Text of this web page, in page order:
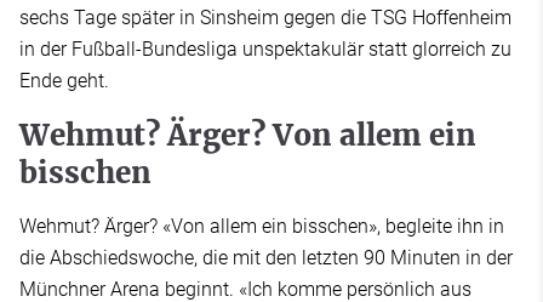
sechs Tage später in Sinsheim gegen die TSG Hoffenheim
in der Fußball-Bundesliga unspektakulär statt glorreich zu
Ende geht.
Wehmut? Ärger? Von allem ein
bisschen
Wehmut? Ärger? «Von allem ein bisschen», begleite ihn in
die Abschiedswoche, die mit den letzten 90 Minuten in der
Münchner Arena beginnt. «Ich komme persönlich aus